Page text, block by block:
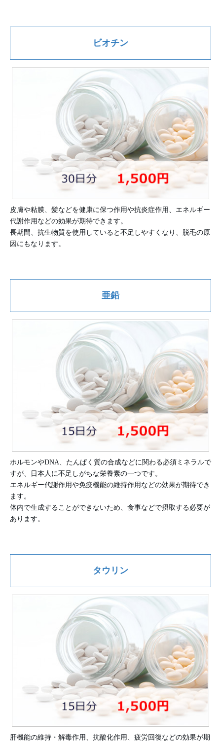
ビオチン
皮膚や粘膜、髪などを健康に保つ作用や抗炎症作用、エネルギー
代謝作用などの効果が期待できます。
長期間、抗生物質を使用していると不足しやすくなり、脱毛の原
因にもなります。
亜鉛
ホルモンやDNA、たんぱく質の合成などに関わる必須ミネラルで
すが、日本人に不足しがちな栄養素の一つです。
エネルギー代謝作用や免疫機能の維持作用などの効果が期待でき
ます。
体内で生成することができないため、食事などで摂取する必要が
あります。
タウリン
肝機能の維持・解毒作用、抗酸化作用、疲労回復などの効果が期